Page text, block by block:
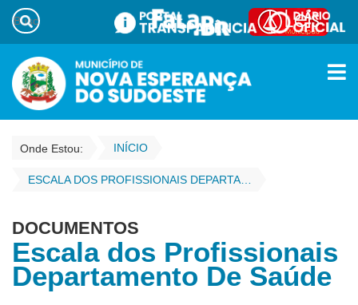
Onde Estou: INÍCIO
DOCUMENTOS
Escala dos Profissionais
Departamento De Saúde